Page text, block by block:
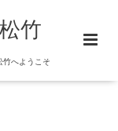
竹
竹へようこそ